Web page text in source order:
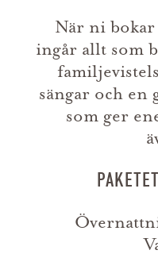
När ni bokar
ingår allt som
sängar och en
som ger